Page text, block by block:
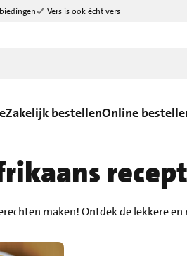
Vers is ook écht vers
Zakelijk bestellenOnline
maken! Ontdek de lekkere